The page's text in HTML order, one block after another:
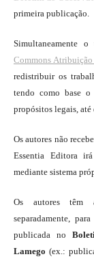
primeira publicação.
Simultaneamente
Commons
redistribuir os
tendo como base o
propósitos legais, até
Os autores não
Essentia Editora
mediante sistema
Os autores têm
separadamente,
publicada no
Lamego (ex.: